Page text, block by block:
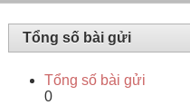
Tổng số bài gửi
Tổng số bài gửi
0